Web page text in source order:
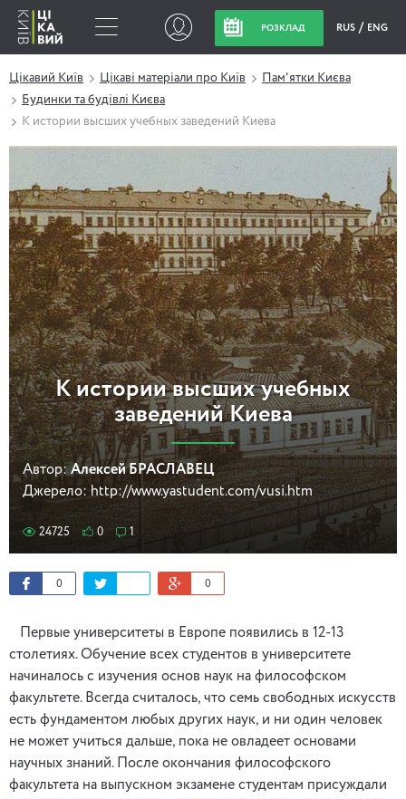
РОЗКЛАД RUS ENG
Цікавий Київ Цікаві матеріали про Київ
Пам'ятки Києва
Будинки та будівлі Києва
К истории высших учебных заведений Киева
К истории высших учебных
заведений Киева
Автор: Алексей БРАСЛАВЕЦ
Джерело: http://www.yastudent.com/vusi.htm
24725 0 1
0 0
Первые университеты в Европе появились в 12-13
столетиях. Обучение всех студентов в университете
начиналось с изучения основ наук на философском
факультете. Всегда считалось, что семь свободных искусств
есть фундаментом любых других наук, и ни один человек
не может учиться дальше, пока не овладеет основами
научных знаний. После окончания философского
факультета на выпускном экзамене студентам присуждали